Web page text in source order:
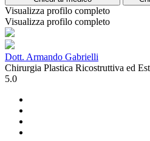
Visualizza profilo completo
Visualizza profilo completo
Dott. Armando Gabrielli
Chirurgia Plastica Ricostruttiva ed
5.0